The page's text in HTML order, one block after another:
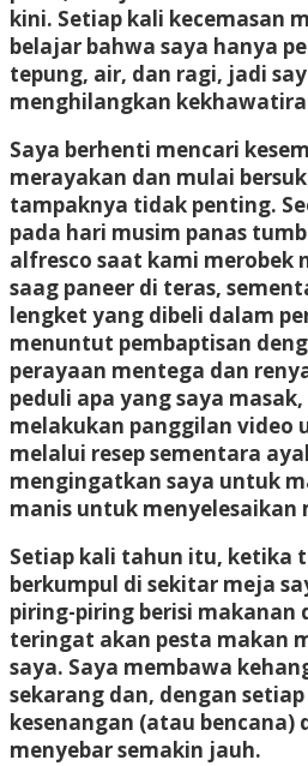
kini. Setiap kali kecemasan
belajar bahwa saya hanya
tepung, air, dan ragi, jadi
menghilangkan
Saya berhenti mencari
merayakan dan mulai
tampaknya tidak penting.
pada hari musim panas
alfresco saat kami merobek
saag paneer di teras,
lengket yang dibeli dalam
menuntut pembaptisan
perayaan mentega dan
peduli apa yang saya
melakukan panggilan video
melalui resep sementara
mengingatkan saya untuk
manis untuk menyelesaikan
Setiap kali tahun itu, ketika
berkumpul di sekitar meja
piring-piring berisi makanan
teringat akan pesta makan
saya. Saya membawa
sekarang dan, dengan
kesenangan (atau bencana)
menyebar semakin jauh.